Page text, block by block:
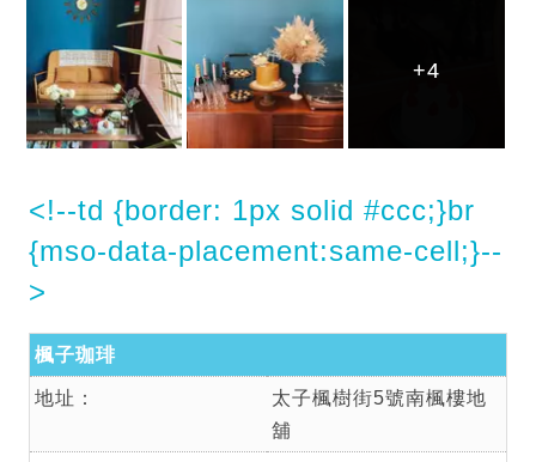
+4
+4
+4
<!--td {border: 1px solid #ccc;}br
{mso-data-placement:same-cell;}--
>
楓子珈琲
地址：
太子楓樹街5號南楓樓地
舖